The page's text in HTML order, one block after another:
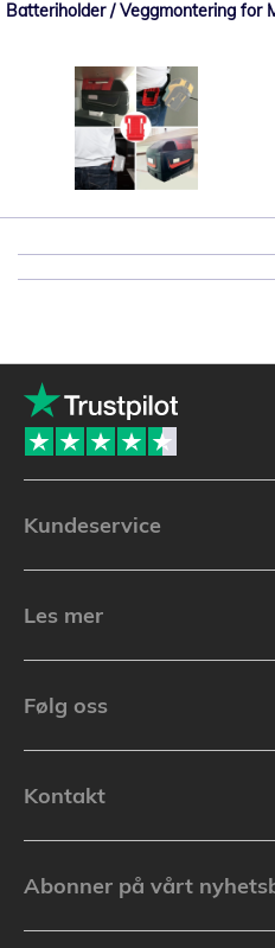
Batteriholder / Veggmontering for
Kundeservice
Les mer
Følg oss
Kontakt
Abonner på vårt